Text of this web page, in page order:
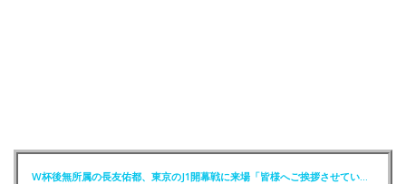
W杯後無所属の長友佑都、東京のJ1開幕戦に来場「皆様へご挨拶させていただきます」